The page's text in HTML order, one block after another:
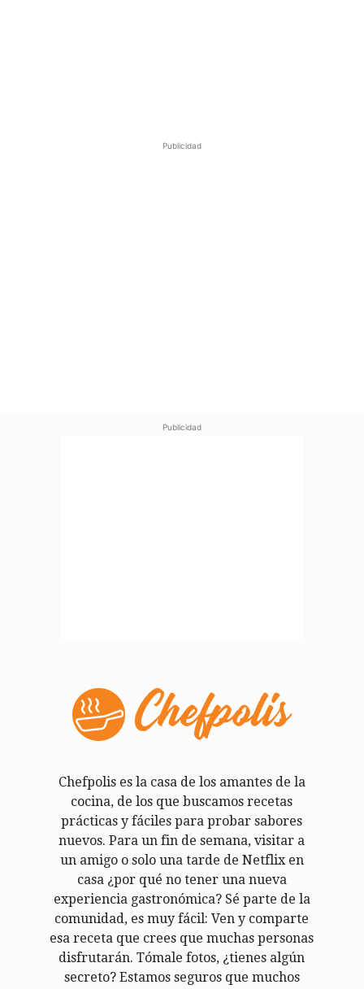
Publicidad
Publicidad
Chefpolis es la casa de los amantes de la
cocina, de los que buscamos recetas
prácticas y fáciles para probar sabores
nuevos. Para un fin de semana, visitar a
un amigo o solo una tarde de Netflix en
casa ¿por qué no tener una nueva
experiencia gastronómica? Sé parte de la
comunidad, es muy fácil: Ven y comparte
esa receta que crees que muchas personas
disfrutarán. Tómale fotos, ¿tienes algún
secreto? Estamos seguros que muchos